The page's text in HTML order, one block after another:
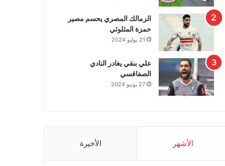
الزمالك المصري يحسم مصير
حمزة المثلوثي
21 يوليو 2024
علي بنقي يغادر النادي
الصفاقسي
27 يونيو 2024
الأشهر الأخيرة